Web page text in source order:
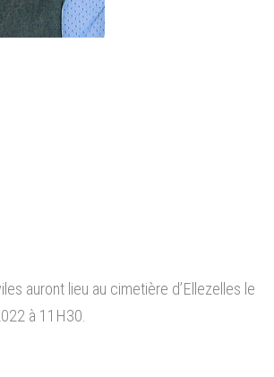
auront lieu au cimetière d’Ellezelles le
à 11H30.